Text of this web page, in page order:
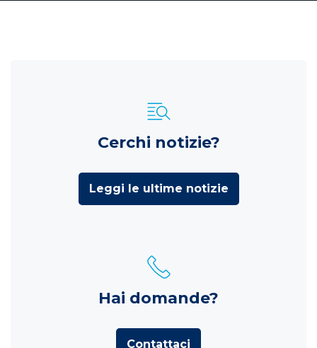
Cerchi notizie?
Leggi le ultime notizie
Hai domande?
Contattaci